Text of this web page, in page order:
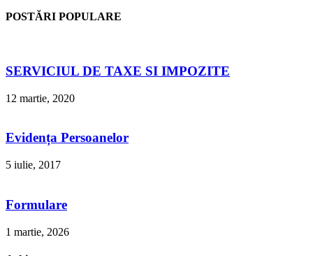
POSTĂRI POPULARE
SERVICIUL DE TAXE SI IMPOZITE
12 martie, 2020
Evidența Persoanelor
5 iulie, 2017
Formulare
1 martie, 2026